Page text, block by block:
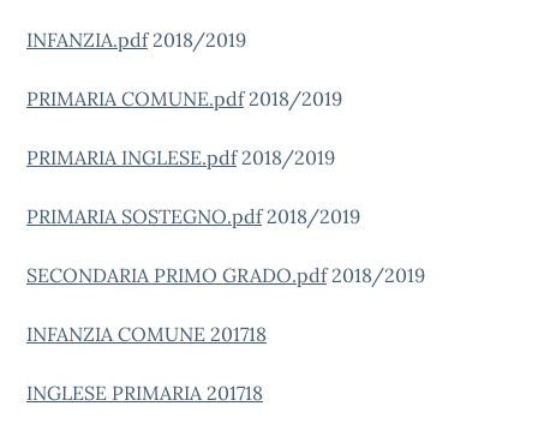
INFANZIA.pdf2018/2019
PRIMARIA COMUNE.pdf2018/2019
PRIMARIA INGLESE.pdf2018/2019
PRIMARIA SOSTEGNO.pdf2018/2019
SECONDARIA PRIMO GRADO.pdf2018/2019
INFANZIA COMUNE 201718
INGLESE PRIMARIA 201718